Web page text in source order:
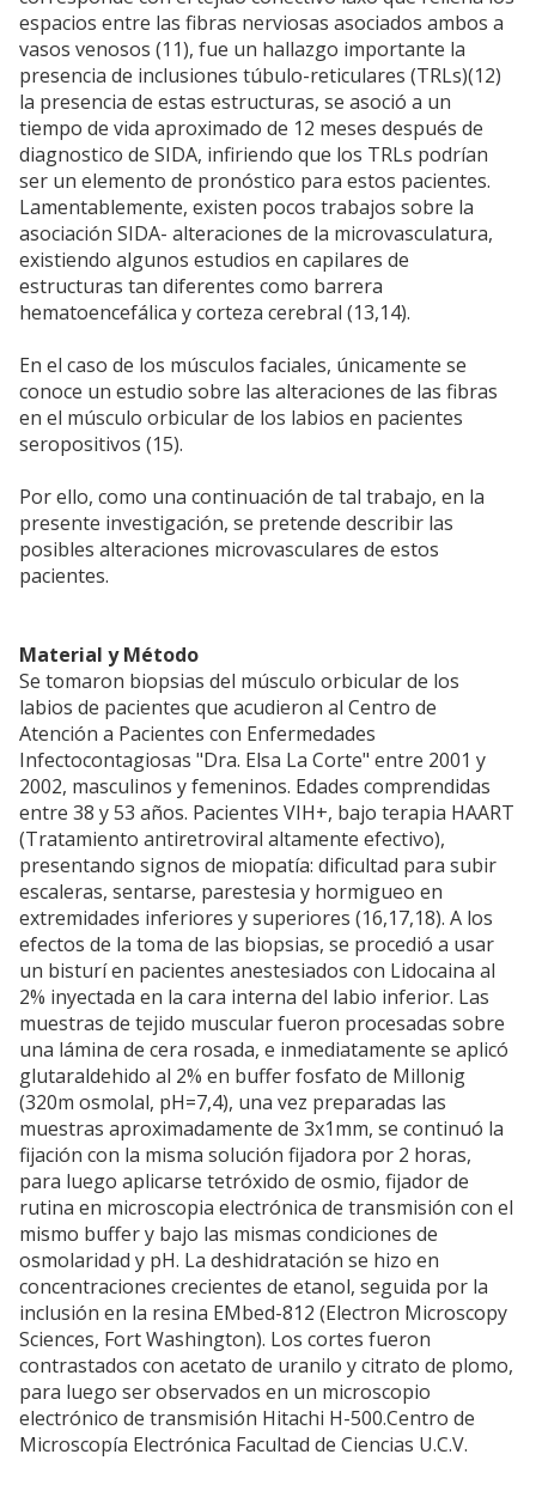
espacios entre las fibras nerviosas asociados ambos a
vasos venosos (11), fue un hallazgo importante la
presencia de inclusiones túbulo-reticulares (TRLs)(12)
la presencia de estas estructuras, se asoció a un
tiempo de vida aproximado de 12 meses después de
diagnostico de SIDA, infiriendo que los TRLs podrían
ser un elemento de pronóstico para estos pacientes.
Lamentablemente, existen pocos trabajos sobre la
asociación SIDA- alteraciones de la microvasculatura,
existiendo algunos estudios en capilares de
estructuras tan diferentes como barrera
hematoencefálica y corteza cerebral (13,14).
En el caso de los músculos faciales, únicamente se
conoce un estudio sobre las alteraciones de las fibras
en el músculo orbicular de los labios en pacientes
seropositivos (15).
Por ello, como una continuación de tal trabajo, en la
presente investigación, se pretende describir las
posibles alteraciones microvasculares de estos
pacientes.
Material y Método
Se tomaron biopsias del músculo orbicular de los
labios de pacientes que acudieron al Centro de
Atención a Pacientes con Enfermedades
Infectocontagiosas "Dra. Elsa La Corte" entre 2001 y
2002, masculinos y femeninos. Edades comprendidas
entre 38 y 53 años. Pacientes VIH+, bajo terapia HAART
(Tratamiento antiretroviral altamente efectivo),
presentando signos de miopatía: dificultad para subir
escaleras, sentarse, parestesia y hormigueo en
extremidades inferiores y superiores (16,17,18). A los
efectos de la toma de las biopsias, se procedió a usar
un bisturí en pacientes anestesiados con Lidocaina al
2% inyectada en la cara interna del labio inferior. Las
muestras de tejido muscular fueron procesadas sobre
una lámina de cera rosada, e inmediatamente se aplicó
glutaraldehido al 2% en buffer fosfato de Millonig
(320m osmolal, pH=7,4), una vez preparadas las
muestras aproximadamente de 3x1mm, se continuó la
fijación con la misma solución fijadora por 2 horas,
para luego aplicarse tetróxido de osmio, fijador de
rutina en microscopia electrónica de transmisión con el
mismo buffer y bajo las mismas condiciones de
osmolaridad y pH. La deshidratación se hizo en
concentraciones crecientes de etanol, seguida por la
inclusión en la resina EMbed-812 (Electron Microscopy
Sciences, Fort Washington). Los cortes fueron
contrastados con acetato de uranilo y citrato de plomo,
para luego ser observados en un microscopio
electrónico de transmisión Hitachi H-500.Centro de
Microscopía Electrónica Facultad de Ciencias U.C.V.